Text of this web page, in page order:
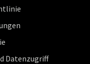
Datenzugriff